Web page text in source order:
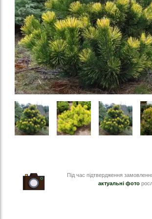
Під час підтвердження
актуальні фото